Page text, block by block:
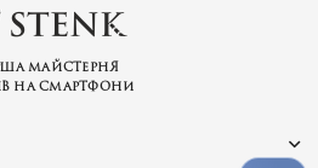
співвідношення (~269 ppi щільність)
193 $
майстерня
на смартфони